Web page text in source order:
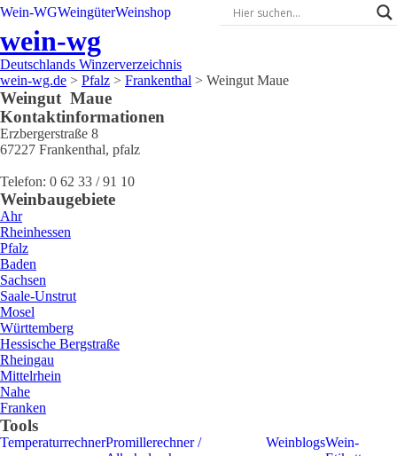
Wein-WGWeingüterWeinshop
wein-wg
Deutschlands Winzerverzeichnis
wein-wg.de > Pfalz > Frankenthal > Weingut Maue
Weingut Maue
Kontaktinformationen
Erzbergerstraße 8
67227 Frankenthal, pfalz
Telefon: 0 62 33 / 91 10
Weinbaugebiete
Ahr
Rheinhessen
Pfalz
Baden
Sachsen
Saale-Unstrut
Mosel
Württemberg
Hessische Bergstraße
Rheingau
Mittelrhein
Nahe
Franken
Tools
TemperaturrechnerPromillerechner /
WeinblogsWein-